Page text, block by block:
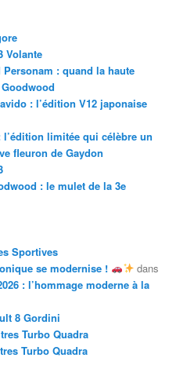
Volante
: quand la haute
: l’édition V12 japonaise
limitée qui célèbre un
fleuron de Gaydon
: le mulet de la 3e
Sportives
se modernise !
dans
: l’hommage moderne à la
8 Gordini
Turbo Quadra
Turbo Quadra